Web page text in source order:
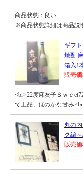
商品状態：良い
※商品状態詳細は商品説
ギフ
焼酎
箱入1
販売価
<br>22度麻友子Ｓｗｅ
で上品、ほのかな甘み
丸の
ク編
販売価